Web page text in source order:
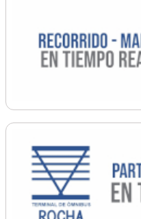
Ordenamiento
Promoción Social
Salud
Secretaría General